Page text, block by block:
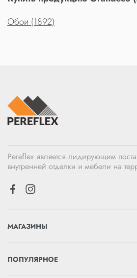
Обои (1892)
Pereflex является лидирующим
внутренней отделки и мебели на
МАГАЗИНЫ
ПОПУЛЯРНОЕ